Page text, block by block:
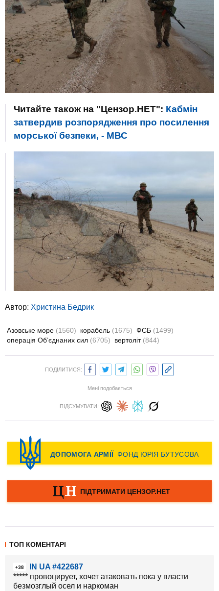
Читайте також на "Цензор.НЕТ": Кабмін
затвердив розпорядження про посилення
морської безпеки, - МВС
Автор: Христина Бедрик
Азовське море (1560) корабель (1675) ФСБ (1499)
операція Об’єднаних сил (6705) вертоліт (844)
ПОДІЛИТИСЯ:
Мені подобається
ПІДСУМУВАТИ:
ТОП КОМЕНТАРІ
+38
IN UA #422687
***** провоцирует, хочет атаковать пока у власти
безмозглый осел и наркоман